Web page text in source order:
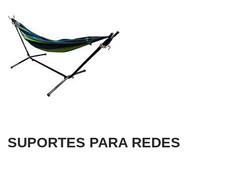
SUPORTES PARA REDES